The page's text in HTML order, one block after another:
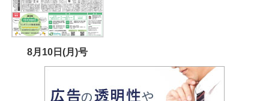
8月10日(月)号